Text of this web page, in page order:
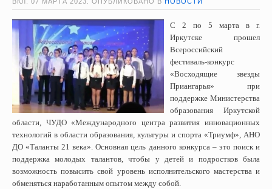
ВКЛ. 07 МАРТА 2023. ОПУБЛИКОВАНО В НОВОСТИ
С 2 по 5 марта в г.
Иркутске прошел
Всероссийский
фестиваль-конкурс
«Восходящие звезды
Приангарья» при
поддержке Министерства
образования Иркутской
области, ЧУДО «Международного центра развития инновационных
технологий в области образования, культуры и спорта «Триумф», АНО
ДО «Таланты 21 века». Основная цель данного конкурса – это поиск и
поддержка молодых талантов, чтобы у детей и подростков была
возможность повысить свой уровень исполнительского мастерства и
обменяться наработанным опытом между собой.